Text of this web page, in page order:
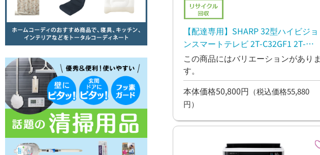
【配達専用】SHARP 32型ハイビジョ
ンスマートテレビ 2T-C32GF1 2T-
C32GF1
この商品にはバリエーションがありま
す。
本体価格50,800円 （税込価格55,880
円）